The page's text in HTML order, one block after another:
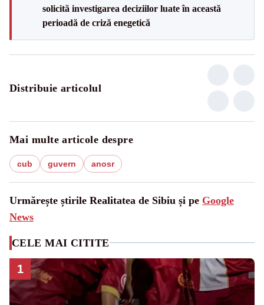
solicită investigarea deciziilor luate în această
perioadă de criză enegetică
Distribuie articolul
Mai multe articole despre
cub guvern anosr
Urmărește știrile Realitatea de Sibiu și pe Google
News
CELE MAI CITITE
1